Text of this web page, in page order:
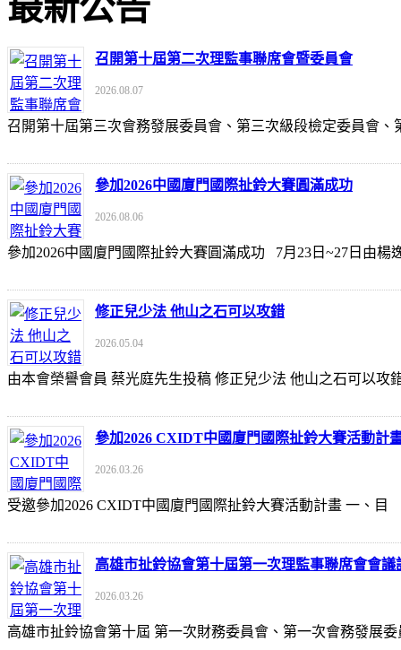
召開第十屆第二次理監事聯席會暨委員會
2026.08.07
召開第十屆第三次會務發展委員會、第三次級段檢定委員
參加2026中國廈門國際扯鈴大賽圓滿成功
2026.08.06
參加2026中國廈門國際扯鈴大賽圓滿成功 7月23日~27日由
修正兒少法 他山之石可以攻錯
2026.05.04
由本會榮譽會員 蔡光庭先生投稿 修正兒少法 他山之石可以攻
參加2026 CXIDT中國廈門國際扯鈴大賽活動計
2026.03.26
受邀參加2026 CXIDT中國廈門國際扯鈴大賽活動計畫 一、
高雄市扯鈴協會第十屆第一次理監事聯席會會議
2026.03.26
高雄市扯鈴協會第十屆 第一次財務委員會、第一次會務發展